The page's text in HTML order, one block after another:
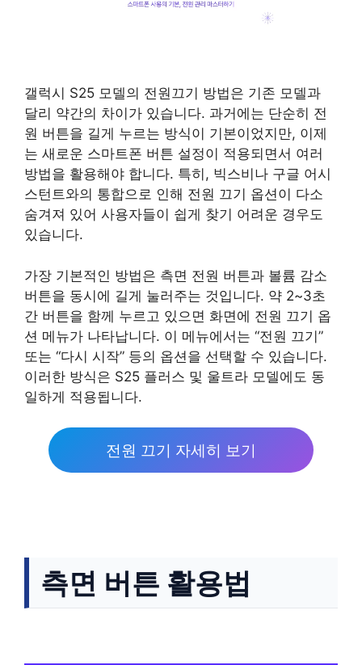
갤럭시 S25 모델의 전원끄기 방법은 기존 모델과
달리 약간의 차이가 있습니다. 과거에는 단순히 전
원 버튼을 길게 누르는 방식이 기본이었지만, 이제
는 새로운 스마트폰 버튼 설정이 적용되면서 여러
방법을 활용해야 합니다. 특히, 빅스비나 구글 어시
스턴트와의 통합으로 인해 전원 끄기 옵션이 다소
숨겨져 있어 사용자들이 쉽게 찾기 어려운 경우도
있습니다.
가장 기본적인 방법은 측면 전원 버튼과 볼륨 감소
버튼을 동시에 길게 눌러주는 것입니다. 약 2~3초
간 버튼을 함께 누르고 있으면 화면에 전원 끄기 옵
션 메뉴가 나타납니다. 이 메뉴에서는 “전원 끄기”
또는 “다시 시작” 등의 옵션을 선택할 수 있습니다.
이러한 방식은 S25 플러스 및 울트라 모델에도 동
일하게 적용됩니다.
전원 끄기 자세히 보기
측면 버튼 활용법